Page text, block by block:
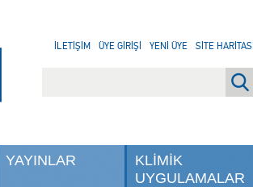
YAYINLAR
KLİMİK
UYGULAMALAR
İLETİŞİM ÜYE GİRİŞİ YENİ ÜYE SİTE HARİTASI